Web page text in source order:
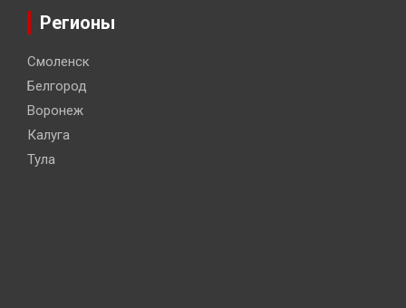
Регионы
Смоленск
Белгород
Воронеж
Калуга
Тула